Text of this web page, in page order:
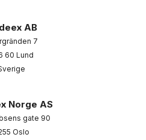
AB
7
60 Lund
Norge AS
gate 90
Oslo